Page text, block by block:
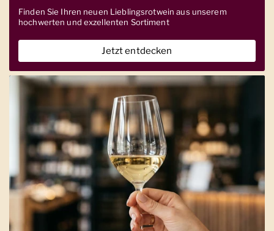
Finden Sie Ihren neuen Lieblingsrotwein aus unserem
hochwerten und exzellenten Sortiment
Jetzt entdecken